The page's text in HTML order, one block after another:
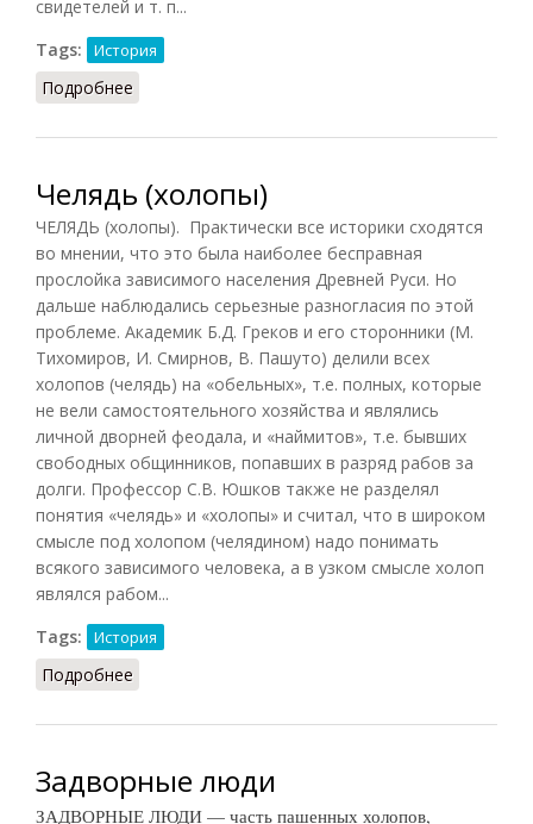
свидетелей и т. п...
Tags:
История
Подробнее
Челядь (холопы)
ЧЕЛЯДЬ (холопы). Практически все историки сходятся
во мнении, что это была наиболее бесправная
прослойка зависимого населения Древней Руси. Но
дальше наблюдались серьезные разногласия по этой
проблеме. Академик Б.Д. Греков и его сторонники (М.
Тихомиров, И. Смирнов, В. Пашуто) делили всех
холопов (челядь) на «обельных», т.е. полных, которые
не вели самостоятельного хозяйства и являлись
личной дворней феодала, и «наймитов», т.е. бывших
свободных общинников, попавших в разряд рабов за
долги. Профессор С.В. Юшков также не разделял
понятия «челядь» и «холопы» и считал, что в широком
смысле под холопом (челядином) надо понимать
всякого зависимого человека, а в узком смысле холоп
являлся рабом...
Tags:
История
Подробнее
Задворные люди
ЗАДВОРНЫЕ ЛЮДИ — часть пашенных холопов,